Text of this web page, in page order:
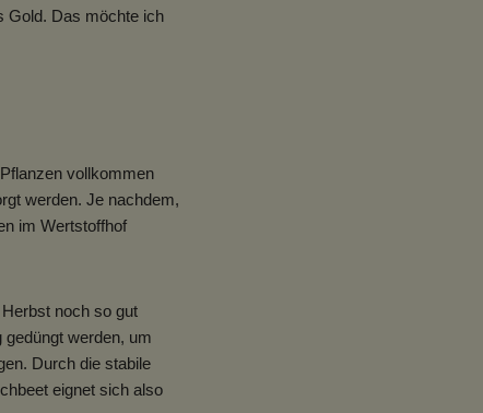
Gold. Das möchte ich
vollkommen
werden. Je nachdem,
im Wertstoffhof
noch so gut
werden, um
Durch die stabile
eignet sich also